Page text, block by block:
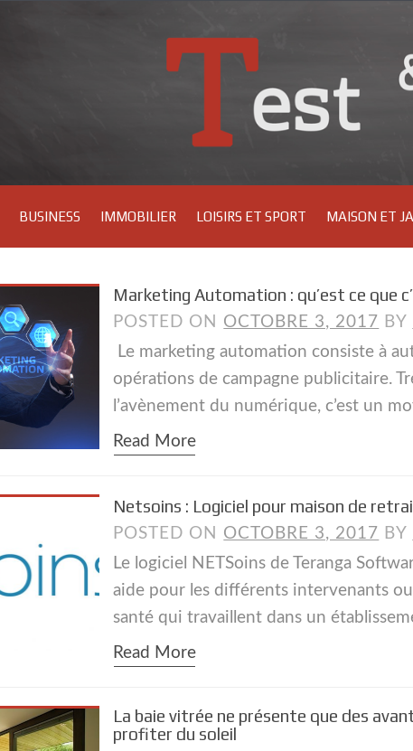
BUSINESS IMMOBILIER LOISIRS ET SPORT MAISON ET
Marketing Automation : qu’est ce que
POSTED ON OCTOBRE 3, 2017 BY
Le marketing automation consiste à
opérations de campagne publicitaire.
l’avènement du numérique, c’est un
Read More
Netsoins : Logiciel pour maison de
POSTED ON OCTOBRE 3, 2017 BY
Le logiciel NETSoins de Teranga
aide pour les différents intervenants
santé qui travaillent dans un
Read More
La baie vitrée ne présente que des
profiter du soleil